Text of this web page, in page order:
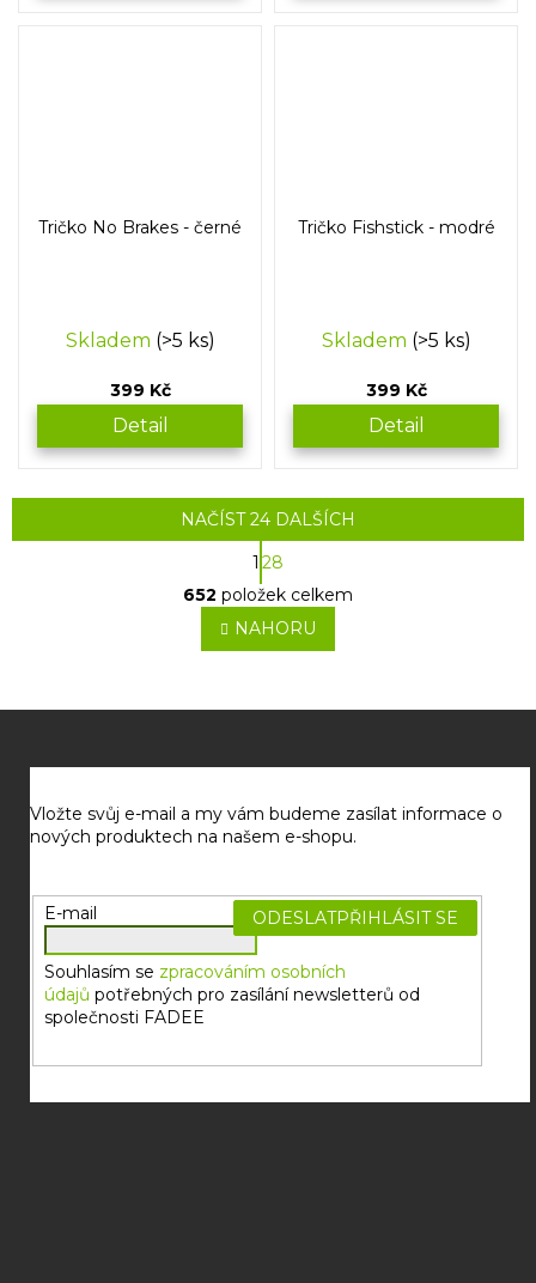
Tričko No Brakes - černé
Skladem (>5 ks)
399 Kč
Detail
Tričko Fishstick - modré
Skladem (>5 ks)
399 Kč
Detail
O
v
l
á
p
v
k
ý
p
s
u
NAČÍST 24 DALŠÍCH
S
t
r
á
n
k
á
1 28
652 položek celkem
NAHORU
Vložte svůj e-mail a my vám budeme zasílat informace o
nových produktech na našem e-shopu.
E-mail
Souhlasím se zpracováním osobních
údajů potřebných pro zasílání newsletterů od
společnosti FADEE
PŘIHLÁSIT SE